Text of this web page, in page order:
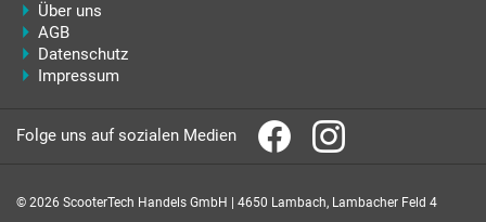
Über uns
AGB
Datenschutz
Impressum
Folge uns auf sozialen Medien
© 2026 ScooterTech Handels GmbH | 4650 Lambach, Lambacher Feld 4